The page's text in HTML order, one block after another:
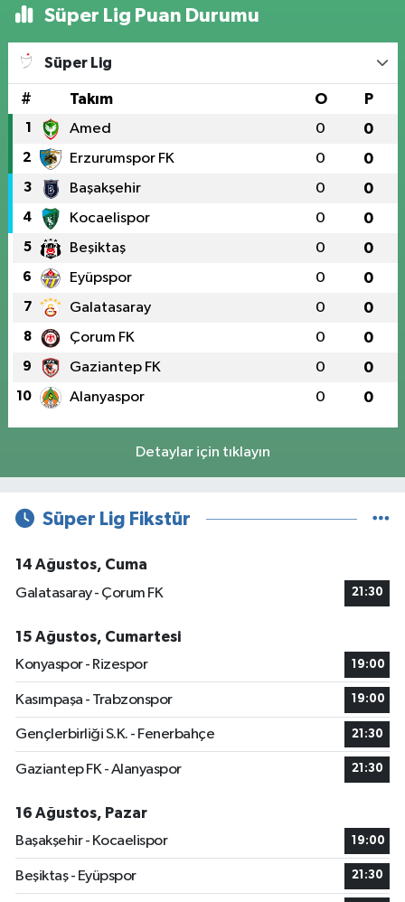
Süper Lig Puan Durumu
Süper Lig
# Takım O P
1 Amed 0 0
2 Erzurumspor FK 0 0
3 Başakşehir 0 0
4 Kocaelispor 0 0
5 Beşiktaş 0 0
6 Eyüpspor 0 0
7 Galatasaray 0 0
8 Çorum FK 0 0
9 Gaziantep FK 0 0
10 Alanyaspor 0 0
Detaylar için tıklayın
Süper Lig Fikstür
14 Ağustos, Cuma
Galatasaray - Çorum FK
21:30
15 Ağustos, Cumartesi
Konyaspor - Rizespor
19:00
Kasımpaşa - Trabzonspor 19:00
Gençlerbirliği S.K. - Fenerbahçe 21:30
Gaziantep FK - Alanyaspor 21:30
16 Ağustos, Pazar
Başakşehir - Kocaelispor
19:00
Beşiktaş - Eyüpspor 21:30